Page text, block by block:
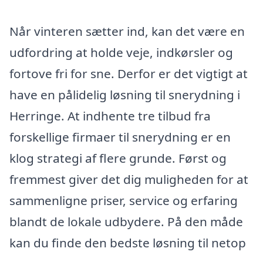
Når vinteren sætter ind, kan det være en
udfordring at holde veje, indkørsler og
fortove fri for sne. Derfor er det vigtigt at
have en pålidelig løsning til snerydning i
Herringe. At indhente tre tilbud fra
forskellige firmaer til snerydning er en
klog strategi af flere grunde. Først og
fremmest giver det dig muligheden for at
sammenligne priser, service og erfaring
blandt de lokale udbydere. På den måde
kan du finde den bedste løsning til netop